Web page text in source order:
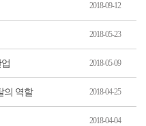
2018-09-12
2018-05-23
2018-05-09
의 역할 2018-04-25
2018-04-04